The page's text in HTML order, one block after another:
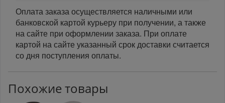
Оплата заказа осуществляется наличными или
банковской картой курьеру при получении, а также
на сайте при оформлении заказа. При оплате
картой на сайте указанный срок доставки считается
со дня поступления оплаты.
Похожие товары